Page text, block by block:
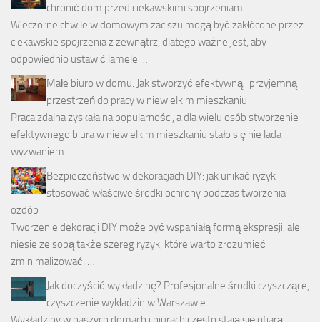
chronić dom przed ciekawskimi spojrzeniami
Wieczorne chwile w domowym zaciszu mogą być zakłócone przez
ciekawskie spojrzenia z zewnątrz, dlatego ważne jest, aby
odpowiednio ustawić lamele …
Małe biuro w domu: Jak stworzyć efektywną i przyjemną
przestrzeń do pracy w niewielkim mieszkaniu
Praca zdalna zyskała na popularności, a dla wielu osób stworzenie
efektywnego biura w niewielkim mieszkaniu stało się nie lada
wyzwaniem. …
Bezpieczeństwo w dekoracjach DIY: jak unikać ryzyk i
stosować właściwe środki ochrony podczas tworzenia
ozdób
Tworzenie dekoracji DIY może być wspaniałą formą ekspresji, ale
niesie ze sobą także szereg ryzyk, które warto zrozumieć i
zminimalizować. …
Jak doczyścić wykładzinę? Profesjonalne środki czyszczące,
czyszczenie wykładzin w Warszawie